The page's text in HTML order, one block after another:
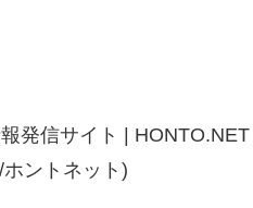
発信サイト | HONTO.NET
ントネット)